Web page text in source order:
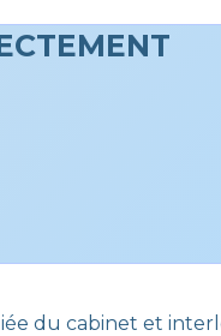
du cabinet et